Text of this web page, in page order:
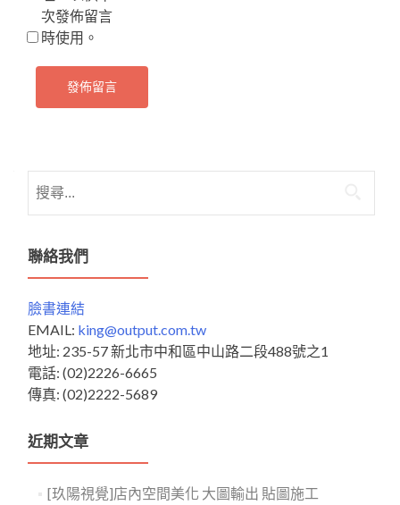
次發佈留言
時使用。
尋
鍵
字:
聯絡我們
臉書連結
EMAIL: king@output.com.tw
地址: 235-57 新北市中和區中山路二段488號之1
電話: (02)2226-6665
傳真: (02)2222-5689
近期文章
[玖陽視覺]店內空間美化 大圖輸出 貼圖施工